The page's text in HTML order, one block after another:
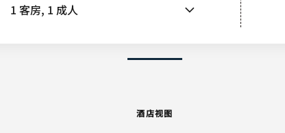
1 客房, 1 成人
酒店视图